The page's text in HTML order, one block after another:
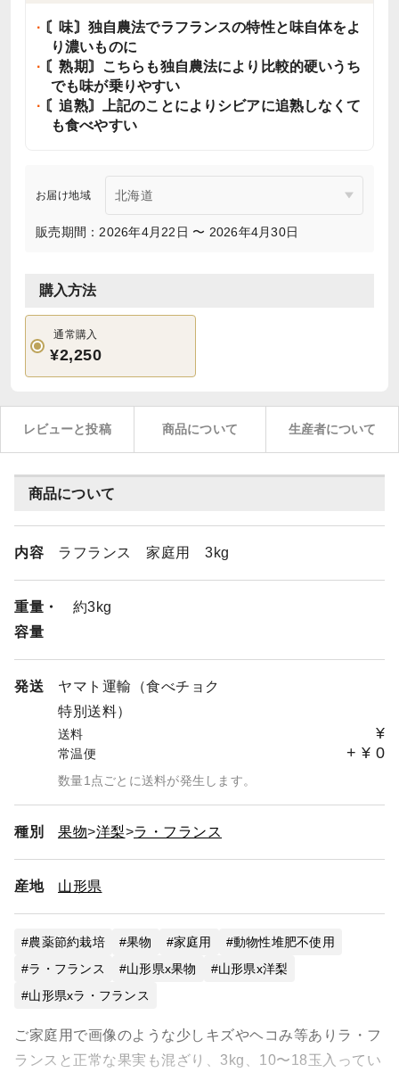
〘味〙独自農法でラフランスの特性と味自体をよ
り濃いものに
〘熟期〙こちらも独自農法により比較的硬いうち
でも味が乗りやすい
〘追熟〙上記のことによりシビアに追熟しなくて
も食べやすい
お届け地域
販売期間：2026年4月22日 〜 2026年4月30日
購入方法
通常購入
¥2,250
レビューと投稿 商品について 生産者について
商品について
内容 ラフランス 家庭用 3kg
重量・
容量
約3kg
発送
ヤマト運輸（食べチョク
特別送料）
送料 ¥
常温便 + ¥ 0
数量1点ごとに送料が発生します。
種別 果物 洋梨 ラ・フランス
産地 山形県
農薬節約栽培 果物 家庭用
動物性堆肥不使用
ラ・フランス
山形県x果物
山形県x洋梨
山形県xラ・フランス
ご家庭用で画像のような少しキズやヘコみ等ありラ・フ
ランスと正常な果実も混ざり、3kg、10〜18玉入ってい